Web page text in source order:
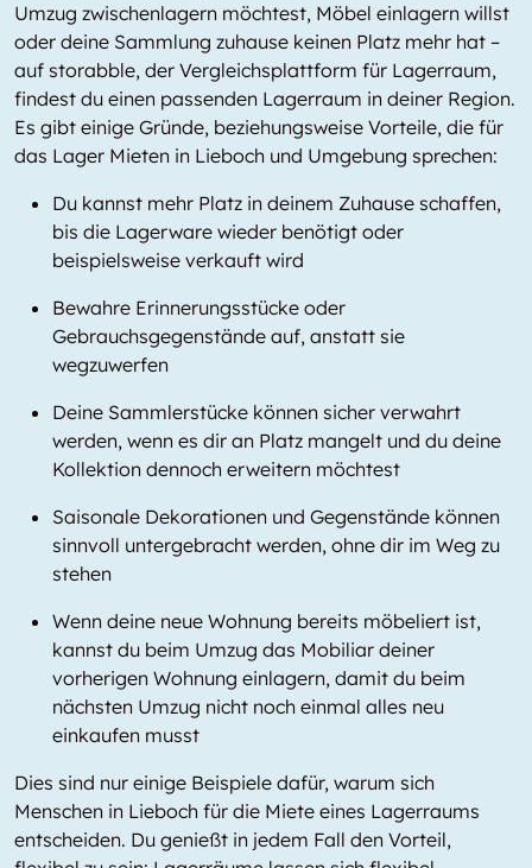
Umzug zwischenlagern möchtest, Möbel einlagern willst
oder deine Sammlung zuhause keinen Platz mehr hat –
auf storabble, der Vergleichsplattform für Lagerraum,
findest du einen passenden Lagerraum in deiner Region.
Es gibt einige Gründe, beziehungsweise Vorteile, die für
das Lager Mieten in Lieboch und Umgebung sprechen:
Du kannst mehr Platz in deinem Zuhause schaffen,
bis die Lagerware wieder benötigt oder
beispielsweise verkauft wird
Bewahre Erinnerungsstücke oder
Gebrauchsgegenstände auf, anstatt sie
wegzuwerfen
Deine Sammlerstücke können sicher verwahrt
werden, wenn es dir an Platz mangelt und du deine
Kollektion dennoch erweitern möchtest
Saisonale Dekorationen und Gegenstände können
sinnvoll untergebracht werden, ohne dir im Weg zu
stehen
Wenn deine neue Wohnung bereits möbeliert ist,
kannst du beim Umzug das Mobiliar deiner
vorherigen Wohnung einlagern, damit du beim
nächsten Umzug nicht noch einmal alles neu
einkaufen musst
Dies sind nur einige Beispiele dafür, warum sich
Menschen in Lieboch für die Miete eines Lagerraums
entscheiden. Du genießt in jedem Fall den Vorteil,